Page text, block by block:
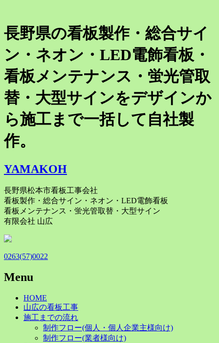
長野県の看板製作・総合サイ
ン・ネオン・LED電飾看板・
看板メンテナンス・蛍光管取
替・大型サインをデザインか
ら施工まで一括して自社製
作。
YAMAKOH
長野県松本市看板工事会社
看板製作・総合サイン・ネオン・LED電飾看板
看板メンテナンス・蛍光管取替・大型サイン
有限会社 山広
0263(57)0022
Menu
Skip
content
HOME
山広の看板工事
施工までの流れ
制作フロー(個人・個人企業主様向け)
制作フロー(業者様向け)